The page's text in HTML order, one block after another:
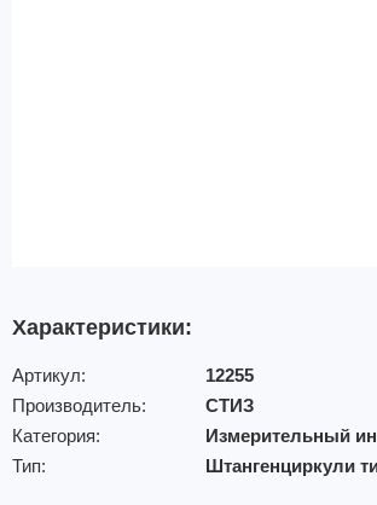
Характеристики:
Артикул:
12255
Производитель:
СТИЗ
Категория:
Измерительный
Тип:
Штангенциркули